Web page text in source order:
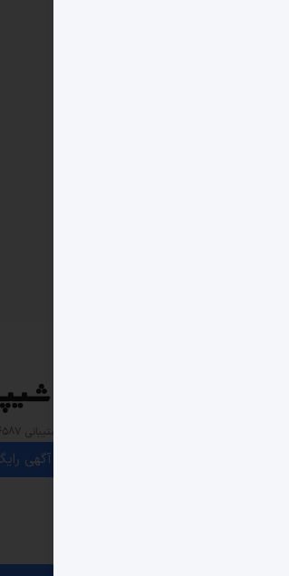
شماره پشتیبانی ۵۴۵۸۷-۰۲۱
ثبت آگهی